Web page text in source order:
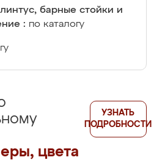
барные стойки и
: по каталогу
цвета
УЗНАТЬ
ПОДРОБНОСТИ